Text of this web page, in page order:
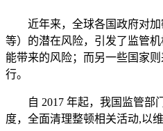
近年来，全球各国政府对
等）的潜在风险，引发了监管
能带来的风险；而另一些国家
行。
自 2017 年起，我国监管
度，全面清理整顿相关活动,以